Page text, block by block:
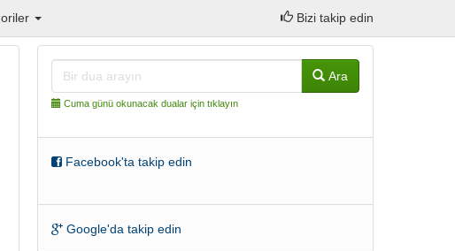
Bizi takip edin
Ara
Cuma günü okunacak dualar için tıklayın
Facebook'ta takip edin
Google'da takip edin